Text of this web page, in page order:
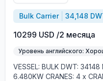
Bulk Carrier 34,148
10299 USD /2 месяца
Уровень английского:
VESSEL: BULK DWT:
6.480KW CRANES: 4 x